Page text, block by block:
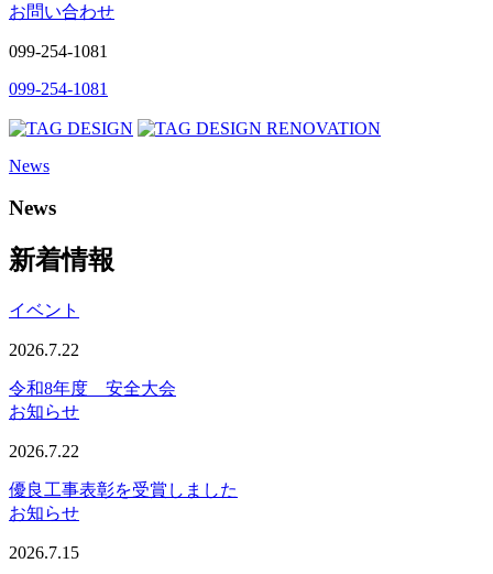
お問い合わせ
099-254-1081
099-254-1081
News
News
新着情報
イベント
2026.7.22
令和8年度 安全大会
お知らせ
2026.7.22
優良工事表彰を受賞しました
お知らせ
2026.7.15